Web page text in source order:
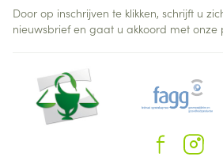
Door op inschrijven te klikken, schrijft u
nieuwsbrief en gaat u akkoord met onze